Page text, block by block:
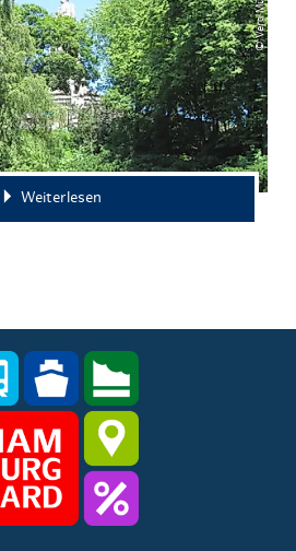
© Vera Müller
Weiterlesen